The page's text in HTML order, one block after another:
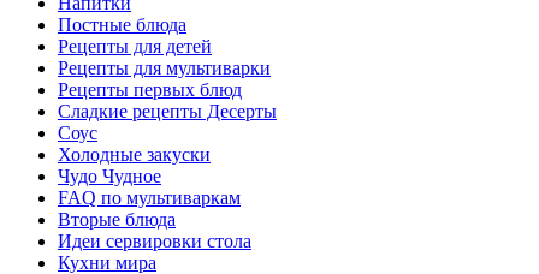
Постные блюда
Рецепты для детей
Рецепты для мультиварки
Рецепты первых блюд
Сладкие рецепты Десерты
Соус
Холодные закуски
Чудо Чудное
FAQ по мультиваркам
Вторые блюда
Идеи сервировки стола
Кухни мира